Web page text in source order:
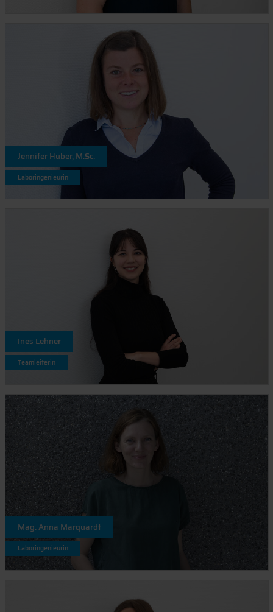
Jennifer Huber, M.Sc.
Laboringenieurin
Ines Lehner
Teamleiterin
Mag. Anna Marquardt
Laboringenieurin